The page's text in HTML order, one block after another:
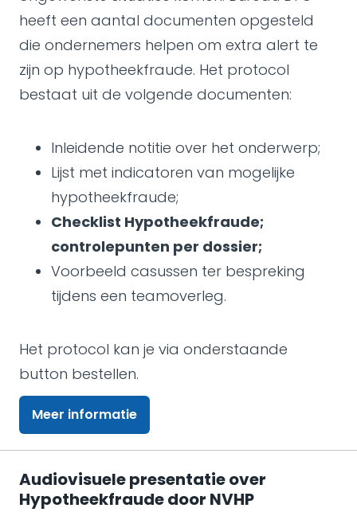
heeft een aantal documenten opgesteld
die ondernemers helpen om extra alert te
zijn op hypotheekfraude. Het protocol
bestaat uit de volgende documenten:
Inleidende notitie over het onderwerp;
Lijst met indicatoren van mogelijke
hypotheekfraude;
Checklist Hypotheekfraude;
controlepunten per dossier;
Voorbeeld casussen ter bespreking
tijdens een teamoverleg.
Het protocol kan je via onderstaande
button bestellen.
Meer informatie
Audiovisuele presentatie over
Hypotheekfraude door NVHP